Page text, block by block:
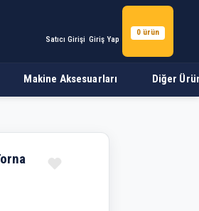
Satıcı Girişi Giriş Yap
0 ürün
Makine Aksesuarları Diğer